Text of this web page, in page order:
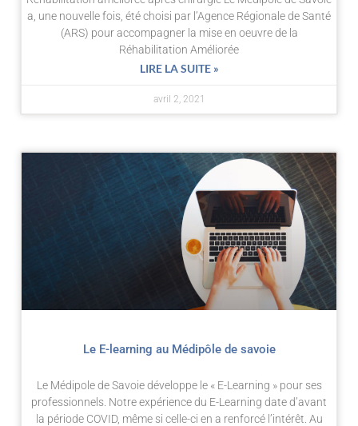
a, une nouvelle fois, été choisi par l’Agence Régionale de Santé
(ARS) pour accompagner la mise en oeuvre de la
Réhabilitation Améliorée
LIRE LA SUITE »
avril 2, 2021
Le E-learning au Médipôle de savoie
Le Médipole de Savoie développe le « E-Learning » pour ses
professionnels. Notre expérience du E-Learning date d’avant
la période COVID, même si celle-ci en a renforcé l’intérêt. Au